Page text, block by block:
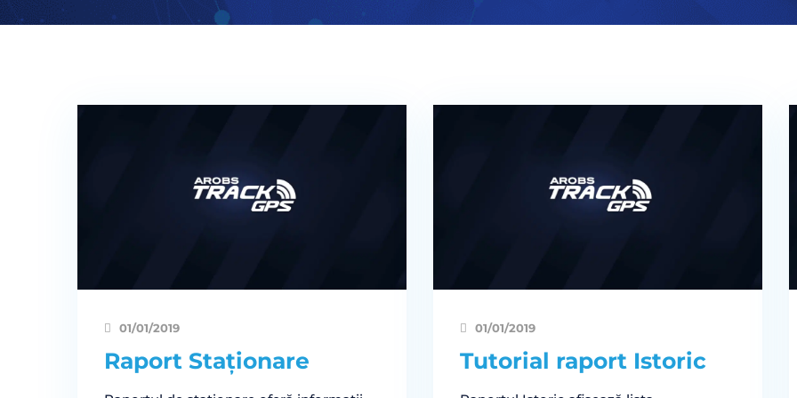
01/01/2019
Raport Staționare
01/01/2019
Tutorial raport Istoric